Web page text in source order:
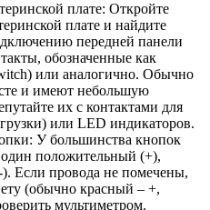
плате: Откройте
плате и найдите
передней панели
обозначенные как
или аналогично. Обычно
и имеют небольшую
их с контактами для
или LED индикаторов.
У большинства кнопок
положительный (+),
Если провода не помечены,
(обычно красный – +,
мультиметром.